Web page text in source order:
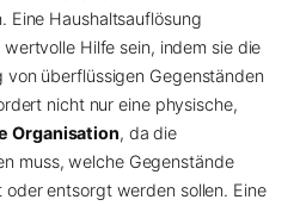
Eine Haushaltsauflösung
Hilfe sein, indem sie die
überflüssigen Gegenständen
nicht nur eine physische,
Organisation, da die
muss, welche Gegenstände
entsorgt werden sollen. Eine